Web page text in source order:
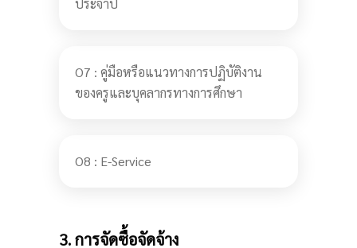
ประจำปี
O7 : คู่มือหรือแนวทางการปฏิบัติงาน
ของครูและบุคลากรทางการศึกษา
O8 : E-Service
3. การจัดซื้อจัดจ้าง